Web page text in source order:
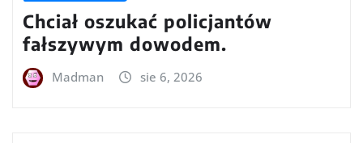
Chciał oszukać policjantów
fałszywym dowodem.
Madman sie 6, 2026